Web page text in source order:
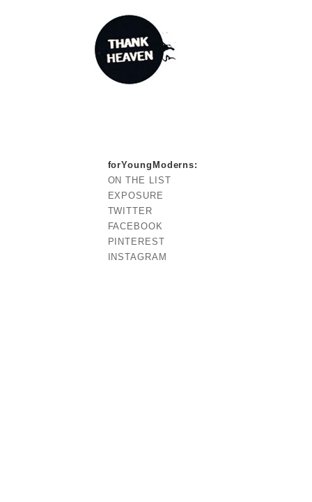
forYoungModerns:
ON THE LIST
EXPOSURE
TWITTER
FACEBOOK
PINTEREST
INSTAGRAM